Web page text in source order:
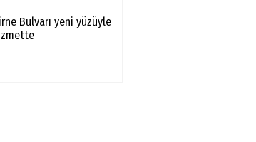
Bulvarı yeni yüzüyle